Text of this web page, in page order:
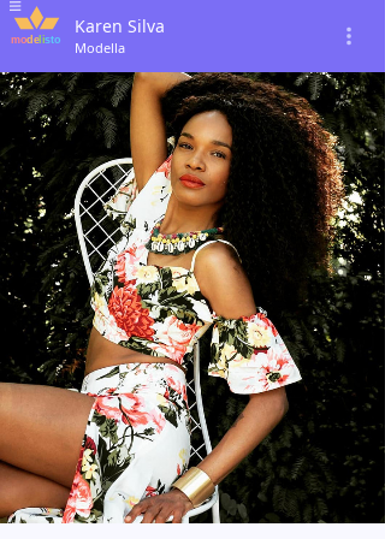
Karen Silva
Modella